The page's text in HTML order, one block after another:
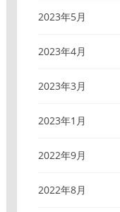
2023年5月
2023年4月
2023年3月
2023年1月
2022年9月
2022年8月